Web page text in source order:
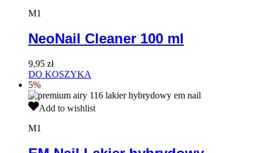
100
M1
NeoNail Cleaner 100 ml
9,95 zł
DO KOSZYKA
5%
EM
Lakier
Premium
Add to wishlist
M1